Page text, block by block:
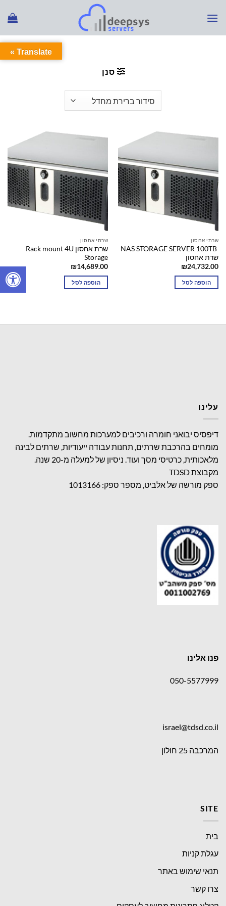
מוצרים המתויגים “איחסון”
סנן
שרתי אחסון
NAS STORAGE SERVER 100TB
שרת אחסון
₪24,732.00
הוספה לסל
שרתי אחסון
שרת אחסון Rack mount 4U
Storage
₪14,689.00
הוספה לסל
עלינו
דיפסיס יבואני חומרה ורכיבים למערכות מחשוב מתקדמות.
מומחים בהרכבת שרתים, תחנות עבודה ייעודיות, שרתים לבינה
מלאכותית, כרטיסי מסך ועוד. ניסיון של למעלה מ-20 שנה.
מקבוצת TDSD
ספק מורשה של אלביט, מספר ספק: 1013166
פנו אלינו
050-5577999
israel@tdsd.co.il
המרכבה 25 חולון
SITE
בית
עגלת קניות
תנאי שימוש באתר
צרו קשר
Translate »